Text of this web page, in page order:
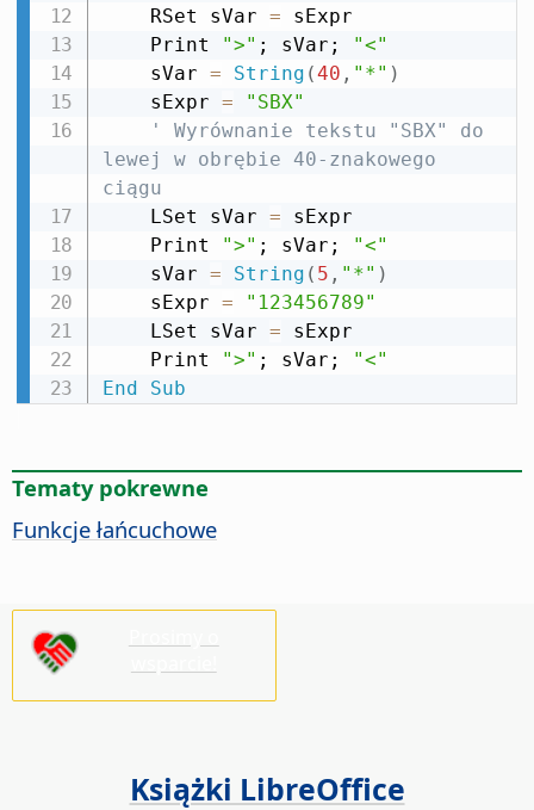
    RSet sVar
= sExpr
    Print
">" ; sVar;
"<"
    sVar
= String (40 , "*" )
    sExpr
=
"SBX"
' Wyrównanie tekstu "SBX" do
lewej w obrębie 40-znakowego
ciągu
    LSet sVar
= sExpr
    Print
">" ; sVar;
"<"
    sVar
= String ( 5 , "*" )
    sExpr
=
"123456789"
    LSet sVar
= sExpr
    Print
">" ; sVar;
"<"
End
Sub
Tematy pokrewne
Funkcje łańcuchowe
Książki LibreOffice